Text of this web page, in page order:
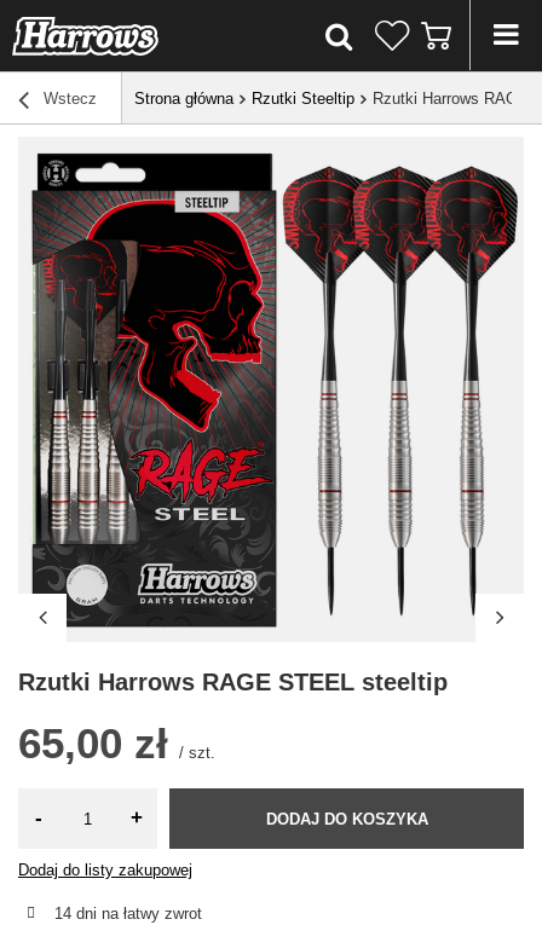
Wstecz Strona główna Rzutki Steeltip Rzutki Harrows RAGE
Rzutki Harrows RAGE STEEL steeltip
65,00 zł / szt.
- + DODAJ DO KOSZYKA
Dodaj do listy zakupowej
14 dni na łatwy zwrot